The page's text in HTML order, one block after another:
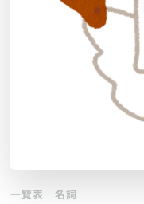
一覽表 名詞